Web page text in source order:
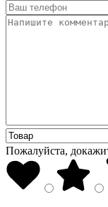
Пожалуйста,